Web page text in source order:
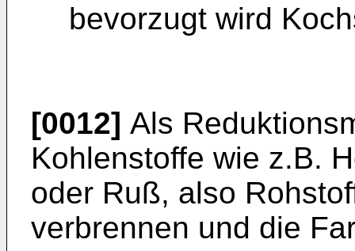
bevorzugt wird
[0012] Als
Kohlenstoffe wie z.B.
oder Ruß, also
verbrennen und die